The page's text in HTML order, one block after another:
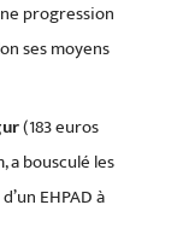
progression
ses moyens
(183 euros
a bousculé les
EHPAD à